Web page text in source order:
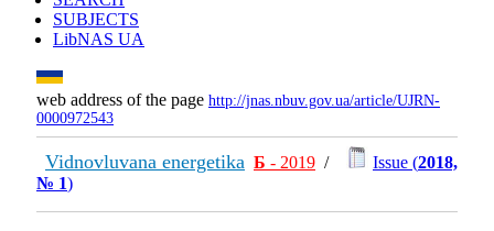
SUBJECTS
LibNAS UA
web address of the page http://jnas.nbuv.gov.ua/article/UJRN-
0000972543
Vidnovluvana energetika Б - 2019 / Issue (2018,
№ 1)